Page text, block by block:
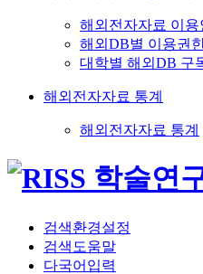
해외전자자료 이용
해외DB별 이용권
대학별 해외DB 구
해외전자자료 통계
해외전자자료 통계
검색환경설정
검색도움말
다국어입력